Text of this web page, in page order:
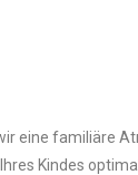
eine familiäre
Kindes